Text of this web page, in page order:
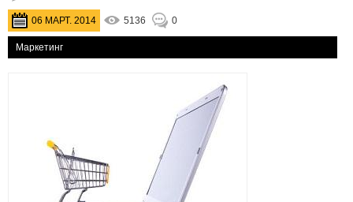
5136 0
06 МАРТ. 2014
Маркетинг